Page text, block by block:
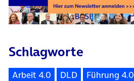
Schlagworte
Arbeit 4.0 DLD Führung 4.0